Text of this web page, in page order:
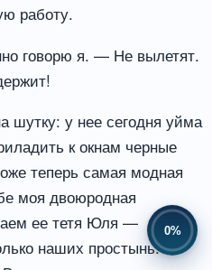
работу.
говорю я. — Не вылетят.
шутку: у нее сегодня уйма
к окнам черные
теперь самая модная
моя двоюродная
ее тетя Юля —
наших простынь. Со
0%